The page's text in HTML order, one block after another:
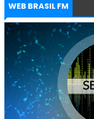
WEB BRASIL FM